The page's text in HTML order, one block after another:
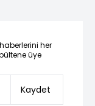
her
üye
Kaydet